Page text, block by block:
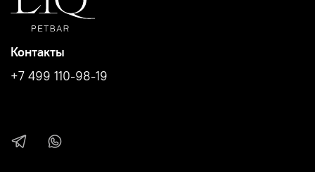
Контакты
+7 499 110-98-19